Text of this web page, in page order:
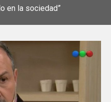
en la sociedad”